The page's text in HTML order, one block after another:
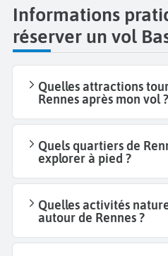
Informations
réserver un vol
Quelles attractions
Rennes après mon vol ?
Quels quartiers de
explorer à pied ?
Quelles activités
autour de Rennes ?